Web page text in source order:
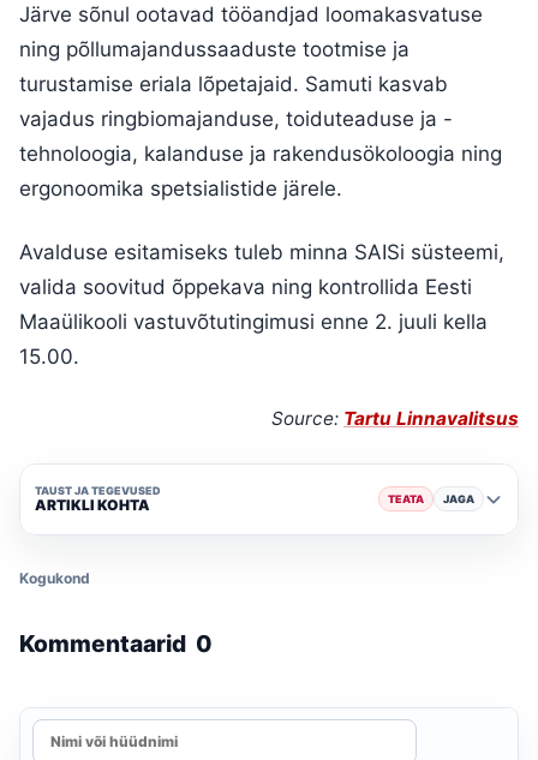
Järve sõnul ootavad tööandjad loomakasvatuse
ning põllumajandussaaduste tootmise ja
turustamise eriala lõpetajaid. Samuti kasvab
vajadus ringbiomajanduse, toiduteaduse ja -
tehnoloogia, kalanduse ja rakendusökoloogia ning
ergonoomika spetsialistide järele.
Avalduse esitamiseks tuleb minna SAISi süsteemi,
valida soovitud õppekava ning kontrollida Eesti
Maaülikooli vastuvõtutingimusi enne 2. juuli kella
15.00.
Source: Tartu Linnavalitsus
TAUST JA TEGEVUSED
ARTIKLI KOHTA TEATA JAGA
Kogukond
Kommentaarid 0